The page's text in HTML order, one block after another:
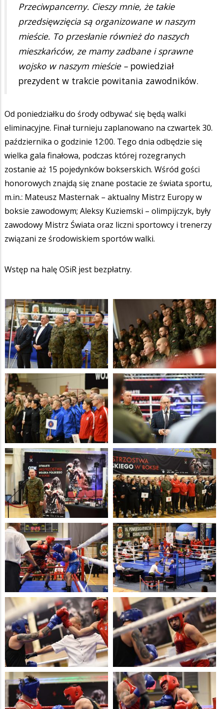
Przeciwpancerny. Cieszy mnie, że takie
przedsięwzięcia są organizowane w naszym
mieście. To przesłanie również do naszych
mieszkańców, ze mamy zadbane i sprawne
wojsko w naszym mieście – powiedział
prezydent w trakcie powitania zawodników.
Od poniedziałku do środy odbywać się będą walki
eliminacyjne. Finał turnieju zaplanowano na czwartek 30.
października o godzinie 12:00. Tego dnia odbędzie się
wielka gala finałowa, podczas której rozegranych
zostanie aż 15 pojedynków bokserskich. Wśród gości
honorowych znajdą się znane postacie ze świata sportu,
m.in.: Mateusz Masternak – aktualny Mistrz Europy w
boksie zawodowym; Aleksy Kuziemski – olimpijczyk, były
zawodowy Mistrz Świata oraz liczni sportowcy i trenerzy
związani ze środowiskiem sportów walki.
Wstęp na halę OSiR jest bezpłatny.